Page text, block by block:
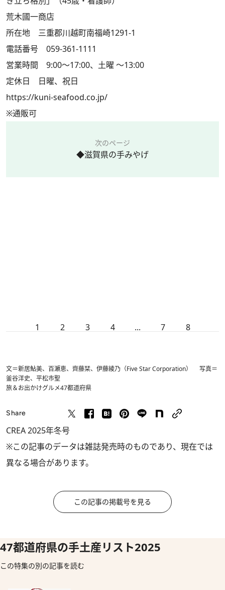
荒木國一商店
所在地 三重郡川越町南福崎1291-1
電話番号 059-361-1111
営業時間 9:00～17:00、土曜 ～13:00
定休日 日曜、祝日
https://kuni-seafood.co.jp/
※通販可
次のページ
◆滋賀県の手みやげ
1 2 3 4 ... 7 8
文＝新居鮎美、百瀬恵、齊藤栞、伊藤綾乃（Five Star Corporation） 写真＝
釜谷洋史、平松市聖
旅＆お出かけグルメ47都道府県
Share
CREA 2025年冬号
※この記事のデータは雑誌発売時のものであり、現在では
異なる場合があります。
この記事の掲載号を見る
47都道府県の手土産リスト2025
この特集の別の記事を読む